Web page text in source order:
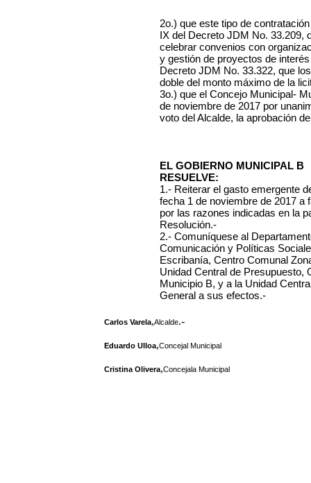
2o.) que este tipo de
IX del Decreto JDM No. 33.209,
celebrar convenios con
y gestión de proyectos de
Decreto JDM No. 33.322, que
doble del monto máximo de la
3o.) que el Concejo Municipal-
de noviembre de 2017 por
voto del Alcalde, la aprobación
EL GOBIERNO MUNICIPAL B
RESUELVE:
1.- Reiterar el gasto emergente
fecha 1 de noviembre de 2017 a
por las razones indicadas en la
Resolución.-
2.- Comuníquese al
Comunicación y Políticas
Escribanía, Centro Comunal
Unidad Central de Presupuesto,
Municipio B, y a la Unidad
General a sus efectos.-
Carlos Varela,Alcalde.-
Eduardo Ulloa,Concejal Municipal
Cristina Olivera,Concejala Municipal